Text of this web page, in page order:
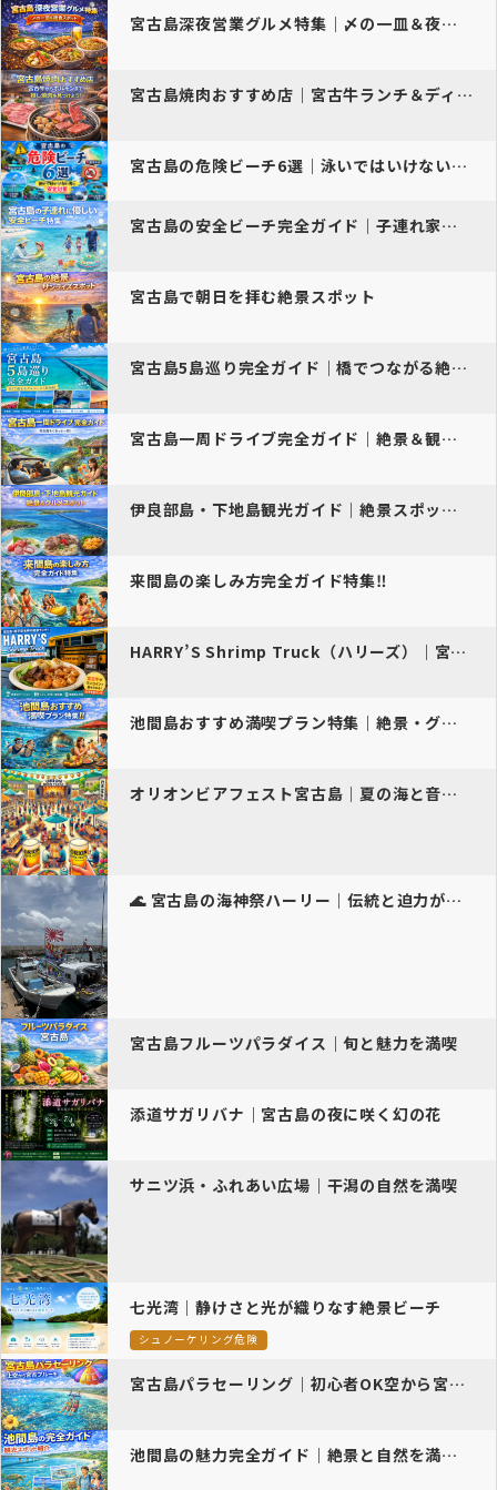
宮古島深夜営業グルメ特集｜〆の一皿＆夜食スポット
宮古島焼肉おすすめ店｜宮古牛ランチ＆ディナー厳選ガイド
宮古島の危険ビーチ6選｜泳いではいけない海と安全対策
宮古島の安全ビーチ完全ガイド｜子連れ家族に安心の6選
宮古島で朝日を拝む絶景スポット
宮古島5島巡り完全ガイド｜橋でつながる絶景ドライブモデルコース【保存…
宮古島一周ドライブ完全ガイド｜絶景＆観光満喫ルート
伊良部島・下地島観光ガイド｜絶景スポット＆グルメ旅特集
来間島の楽しみ方完全ガイド特集‼️
HARRY’S Shrimp Truck（ハリーズ）｜宮古島・西平安…
池間島おすすめ満喫プラン特集｜絶景・グルメ・ドライブを1日で楽しむ完…
オリオンビアフェスト宮古島｜夏の海と音楽に酔う島のビール祭り
🌊 宮古島の海神祭ハーリー｜伝統と迫力が交錯する海上…
宮古島フルーツパラダイス｜旬と魅力を満喫
添道サガリバナ｜宮古島の夜に咲く幻の花
サニツ浜・ふれあい広場｜干潟の自然を満喫
七光湾｜静けさと光が織りなす絶景ビーチ
シュノーケリング危険
宮古島パラセーリング｜初心者OK空から宮古ブルー絶景体験
池間島の魅力完全ガイド｜絶景と自然を満喫する観光スポット紹介